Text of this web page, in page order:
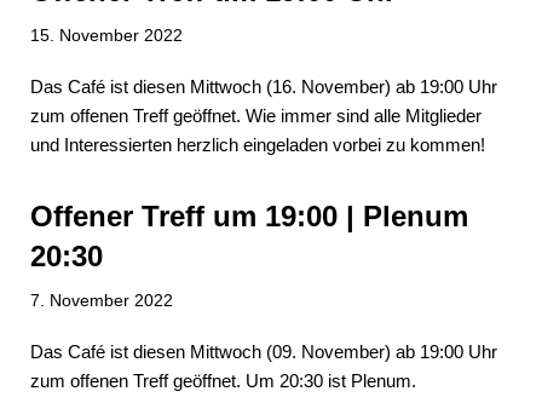
15. November 2022
Das Café ist diesen Mittwoch (16. November) ab 19:00 Uhr
zum offenen Treff geöffnet. Wie immer sind alle Mitglieder
und Interessierten herzlich eingeladen vorbei zu kommen!
Offener Treff um 19:00 | Plenum
20:30
7. November 2022
Das Café ist diesen Mittwoch (09. November) ab 19:00 Uhr
zum offenen Treff geöffnet. Um 20:30 ist Plenum.